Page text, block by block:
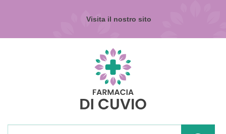
Visita il nostro sito